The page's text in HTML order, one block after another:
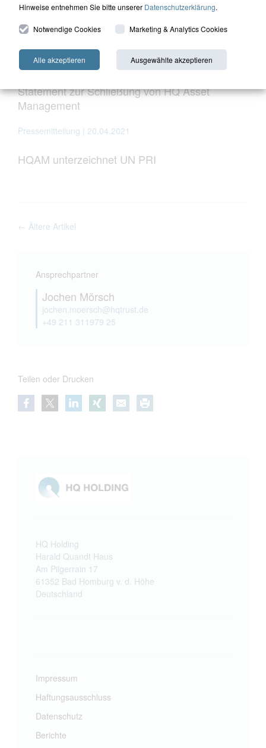
Jahresausblick 2022: Anleger suchen
Inflationsschutz und müssen mit Schwankungen
umgehen
Pressemitteilung | 3.02.2022
Statement zur Schließung von HQ Asset
Management
Pressemitteilung | 20.04.2021
HQAM unterzeichnet UN PRI
← Ältere Artikel
Ansprechpartner
Jochen Mörsch
jochen.moersch@hqtrust.de
+49 211 311979 25
Teilen oder Drucken
HQ Holding
Harald Quandt Haus
Am Pilgerrain 17
61352 Bad Homburg v. d. Höhe
Deutschland
Impressum
Haftungsausschluss
Datenschutz
Berichte
Hinweise entnehmen Sie bitte unserer Datenschutzerklärung.
Notwendige Cookies Marketing & Analytics Cookies
Alle akzeptieren Ausgewählte akzeptieren